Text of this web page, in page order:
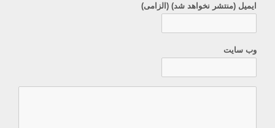
ایمیل (منتشر نخواهد شد) (الزامی)
وب سایت